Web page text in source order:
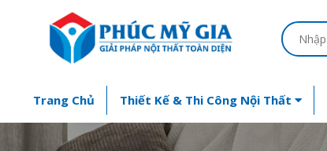
Trang Chủ Thiết Kế & Thi Công Nội Thất